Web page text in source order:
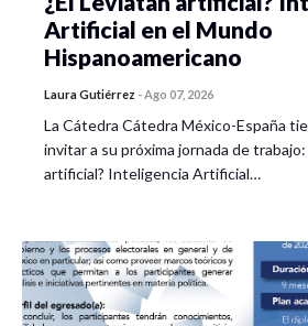
Artificial en el Mundo
Hispanoamericano
Laura Gutiérrez -Ago 07, 2026
La Cátedra Cátedra México-España
invitar a su próxima jornada de trabajo:
artificial? Inteligencia Artificial…